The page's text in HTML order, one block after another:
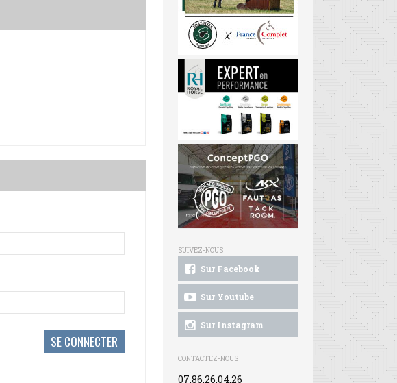
SUIVEZ-NOUS
Sur Facebook
Sur Youtube
Sur Instagram
CONTACTEZ-NOUS
07.86.26.04.26